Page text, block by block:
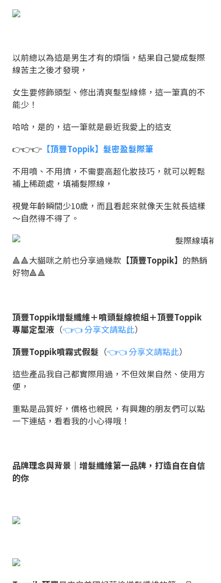
以前總以為這是男生才有的煩惱，結果自己變成髮際
線苦主之後才發現，
女生要修飾頭型、修出清爽髮型線條，這一筆真的不
能少！
哈哈，是的，這一筆就是最近我愛上的這支
👉👉👉 【頂豐Toppik】髮密盈髮際筆
不用噴、不用擠，不需要高超化妝技巧，就可以輕鬆
補上稀疏處，填補髮際線，
視覺年齡瞬間少10歲，而且看起來就像天生就長這樣
～自然得不得了。
🔺🔺大貓咪之前也分享過幾款 【頂豐Toppik】 的熱銷
好物🔺🔺
頂豐Toppik增髮纖維＋噴頭髮線梳組＋頂豐Toppik
專屬定型液 （👈👈 分享文請點此）
頂豐Toppik噴霧式假髮 （👈👈 分享文請點此）
這些產品我自己都實際用過，不但效果自然、使用方
便，
重點是品質好，價格也親民，有興趣的朋友們可以點
一下連結，看看我的小心得哦！
品牌理念與背景｜增髮纖維第一品牌，打造自在自信
的你